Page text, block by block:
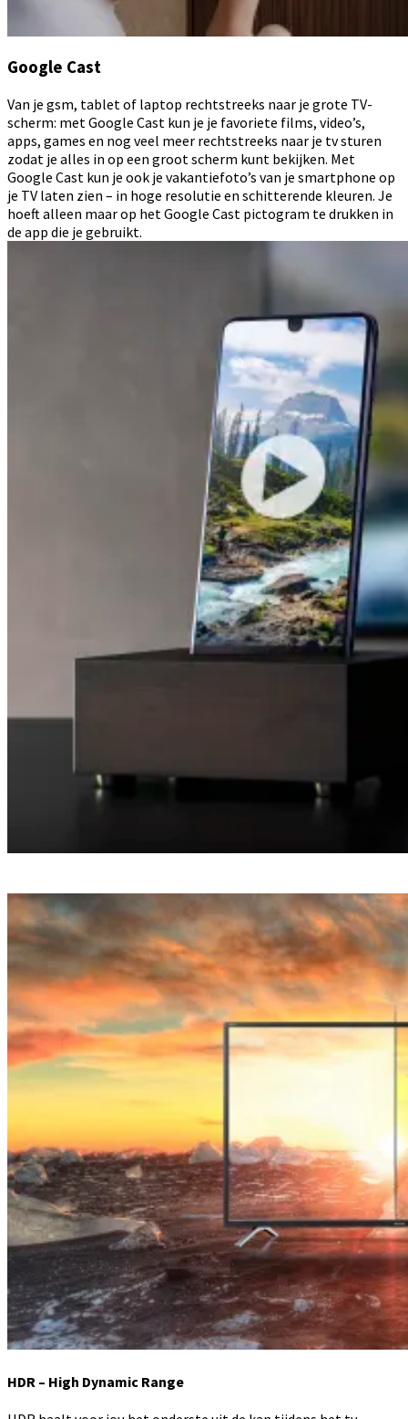
Google Cast
Van je gsm, tablet of laptop rechtstreeks naar je grote TV-
scherm: met Google Cast kun je je favoriete films, video’s,
apps, games en nog veel meer rechtstreeks naar je tv sturen
zodat je alles in op een groot scherm kunt bekijken. Met
Google Cast kun je ook je vakantiefoto’s van je smartphone op
je TV laten zien – in hoge resolutie en schitterende kleuren. Je
hoeft alleen maar op het Google Cast pictogram te drukken in
de app die je gebruikt.
HDR – High Dynamic Range